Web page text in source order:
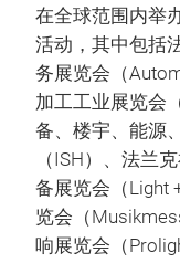
在全球范围内举
活动，其中包括
务展览会（
加工工业展览会
备、楼宇、能源
（ISH）、法兰
备展览会（Light
览会（
响展览会（